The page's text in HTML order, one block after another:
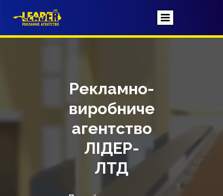
Рекламно-
виробниче
агентство
ЛІДЕР-
ЛТД